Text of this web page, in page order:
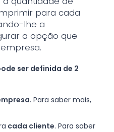
para cada
lhe a
a opção que
ser definida de 2
. Para saber mais,
cada cliente. Para saber